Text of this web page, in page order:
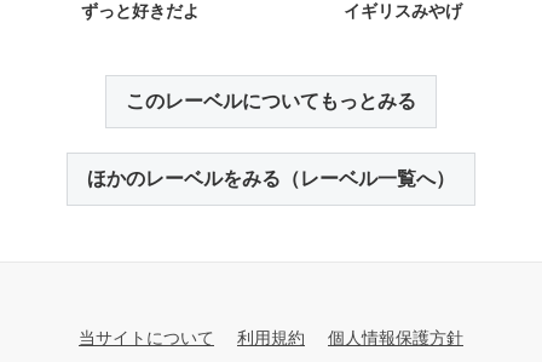
ずっと好きだよ イギリスみやげ
このレーベルについてもっとみる
ほかのレーベルをみる（レーベル一覧へ）
当サイトについて 利用規約 個人情報保護方針